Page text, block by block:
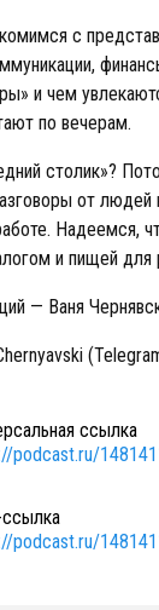
с
и чем
по вечерам.
столик»?
от
Надеемся,
и пищей для
— Ваня
ссылка
podcast.ru/
podcast.ru/